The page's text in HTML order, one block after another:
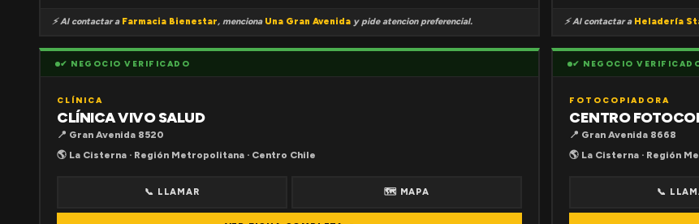
⚡ Al contactar a Farmacia Bienestar, menciona Una Gran Avenida y pide atencion preferencial. ⚡ Al contactar a Heladería
✔ NEGOCIO VERIFICADO
CLÍNICA
CLÍNICA VIVO SALUD
📍 Gran Avenida 8520
🌎 La Cisterna · Región Metropolitana · Centro Chile
📞 LLAMAR 🗺 MAPA
✔ NEGOCIO
FOTOCOPIADORA
CENTRO
📍 Gran Avenida 8668
🌎 La Cisterna · Región
📞